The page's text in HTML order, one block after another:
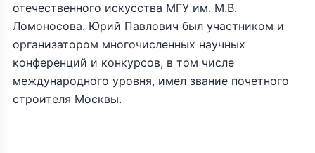
отечественного искусства МГУ им. М.В.
Ломоносова. Юрий Павлович был участником и
организатором многочисленных научных
конференций и конкурсов, в том числе
международного уровня, имел звание почетного
строителя Москвы.